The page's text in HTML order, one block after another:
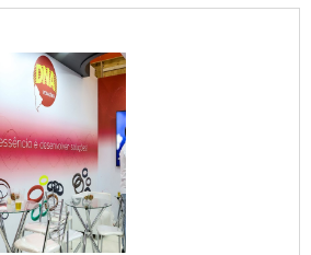
Quem busca
descobre o
É possível encontrar
e gaxeta
a qualidade final
cliente. Não obstante,
revestimento de rodas
deve-se buscar